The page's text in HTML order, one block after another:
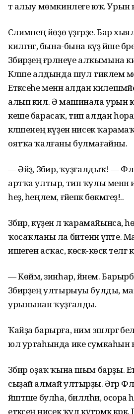
тә алыу мөмкинлеге юҡ. Урын
Сәлимәнең йөҙө үҙгәрҙе. Бар
килгәнгә, бына-бына күҙ йәше
Зәбирҙең ғәрләнеүе
Кәләше алдында шул тиклем
Етәксеһе менән алдан
алып кил. Ә машинала урын
кеше барасаҡ, тип алдан
кәләшенең күҙенә нисек
оятҡа ҡалғаны булмағайны.
— Әйҙә, Зәбир, ҡуҙғалдыҡ! —
артҡа ултыр, тип ҡулы
һеҙ, һеңлем, ғәйепкә бөкмәгеҙ!..
Зәбир, күҙенә лә ҡарамайынса,
ҡосаҡланы ла битенән үпте.
ишеген асҡас, көскә-көскә телгә
— Көймә, зинһар, йәнем.
Зәбирҙең ултырыуы булды,
урынынан ҡуҙғалды.
Ҡайҙа барырға, нимә эшләргә
юл уртаһында ике сумкаһын
Зәбир оҙаҡ ҡына шым барҙы.
сыҙай алмай ултырҙы. Әгәр
йәштәше булһа, билләһи,
етәксеңә нисек ҡул күтәрмәк